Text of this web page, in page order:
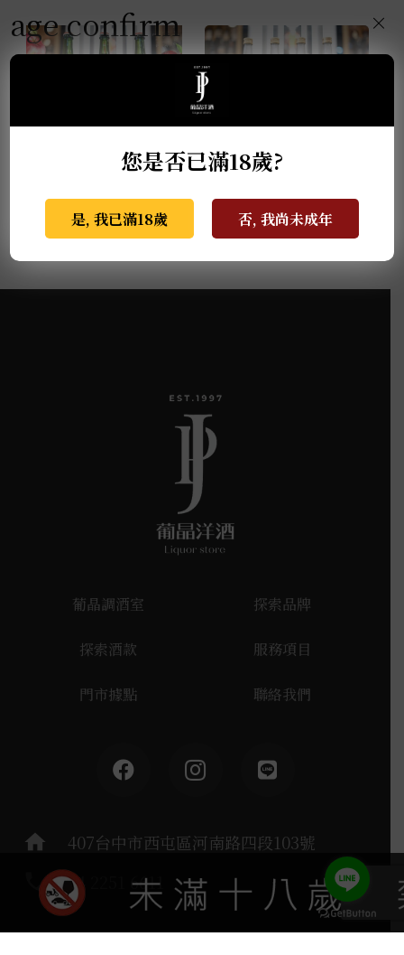
山形正宗紅玉蘋果酒
Cider 0.75L
萬作之花 甘酒蘋果酒
葡晶調酒室 探索品牌
探索酒款 服務項目
門市據點 聯絡我們
home 407台中市西屯區河南路四段103號
phone 04 2251 6611
age confirm
您是否已滿18歲?
是, 我已滿18歲 否, 我尚未成年
×